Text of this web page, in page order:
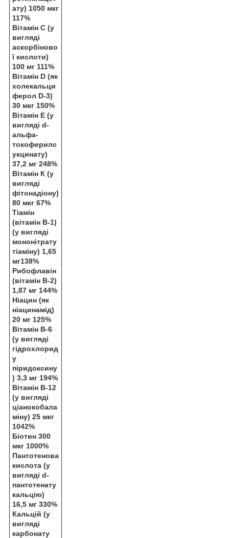
ату) 1050 мкг
117%
Вітамін С (у
вигляді
аскорбіново
ї кислоти)
100 мг 111%
Вітамін D (як
холекальци
ферол D-3)
30 мкг 150%
Вітамін Е (у
вигляді d-
альфа-
токоферилс
укцинату)
37,2 мг 248%
Вітамін К (у
вигляді
фітонадіону)
80 мкг 67%
Тіамін
(вітамін B-1)
(у вигляді
мононітрату
тіаміну) 1,65
мг138%
Рибофлавін
(вітамін B-2)
1,87 мг 144%
Ніацин (як
ніацинамід)
20 мг 125%
Вітамін B-6
(у вигляді
гідрохлорид
у
піридоксину
) 3,3 мг 194%
Вітамін B-12
(у вигляді
ціанокобала
міну) 25 мкг
1042%
Біотин 300
мкг 1000%
Пантотенова
кислота (у
вигляді d-
пантотенату
кальцію)
16,5 мг 330%
Кальцій (у
вигляді
карбонату